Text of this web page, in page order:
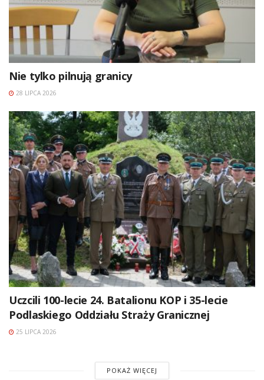
Nie tylko pilnują granicy
28 LIPCA 2026
Uczcili 100-lecie 24. Batalionu KOP i 35-lecie
Podlaskiego Oddziału Straży Granicznej
25 LIPCA 2026
POKAŻ WIĘCEJ